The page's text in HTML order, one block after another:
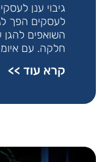
גיבוי ענן
לעסקים הפך
השואפים להגן
חלקה. עם
קרא עוד >>